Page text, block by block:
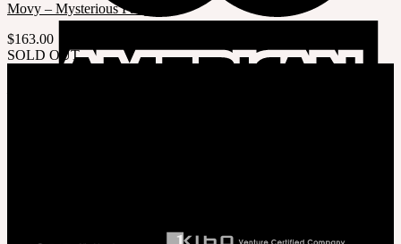
Movy – Mysterious Fairy
$163.00
SOLD OUT